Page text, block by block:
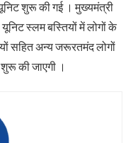
शुरू की गई । मुख्यमंत्री
स्लम बस्तियों में लोगों के
सहित अन्य जरूरतमंद लोगों
की जाएगी ।